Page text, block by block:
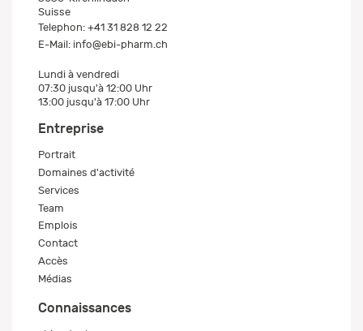
Suisse
Telephon: +41 31 828 12 22
E-Mail: info@ebi-pharm.ch
Lundi à vendredi
07:30 jusqu'à 12:00 Uhr
13:00 jusqu'à 17:00 Uhr
Entreprise
Portrait
Domaines d'activité
Services
Team
Emplois
Contact
Accès
Médias
Connaissances